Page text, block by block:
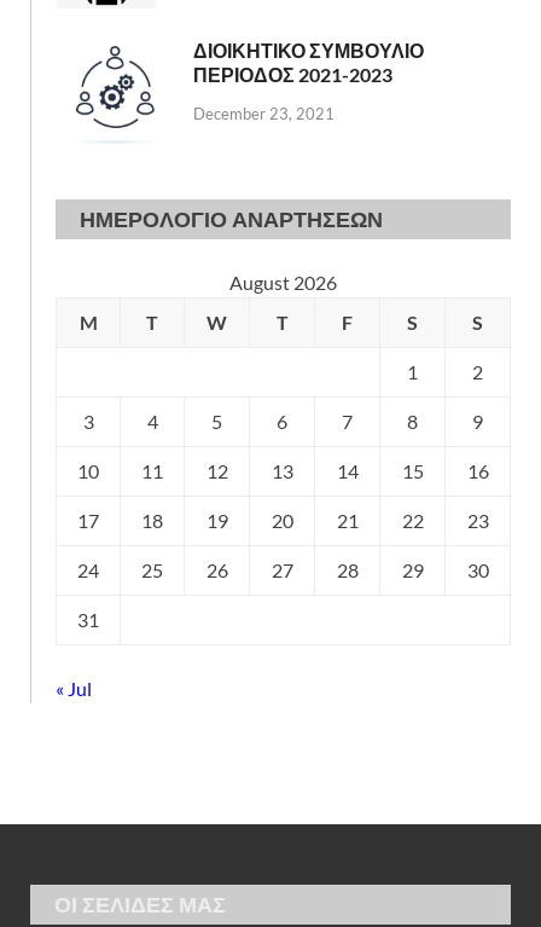
ΔΙΟΙΚΗΤΙΚΟ ΣΥΜΒΟΥΛΙΟ
ΠΕΡΙΟΔΟΣ 2021-2023
December 23, 2021
ΗΜΕΡΟΛΟΓΙΟ ΑΝΑΡΤΗΣΕΩΝ
August 2026
M
T W T F S S
1 2
3 4 5 6 7 8 9
10 11 12 13 14 15 16
17 18 19 20 21 22 23
24 25 26 27 28 29 30
31
« Jul
ΟΙ ΣΕΛΙΔΕΣ ΜΑΣ